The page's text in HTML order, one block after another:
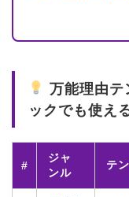
万能理由
ックでも使え
#
ジャ
ンル
テ